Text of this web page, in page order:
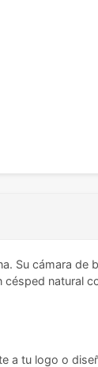
Su cámara de
natural
a tu logo o